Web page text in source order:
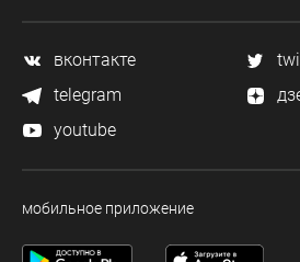
вконтакте
telegram
youtube
мобильное приложение